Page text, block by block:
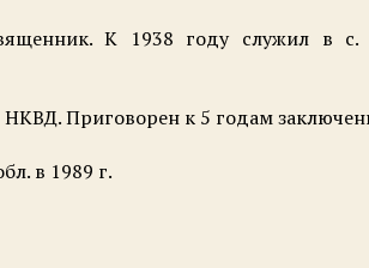
К 1938 году служил в с.
НКВД. Приговорен к 5 годам
в 1989 г.